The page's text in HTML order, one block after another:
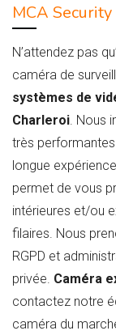
MCA
N’attendez pas
caméra de
systèmes de
Charleroi .
très
longue
permet de vous
intérieures et/ou
filaires. Nous
RGPD et
privée. Caméra
contactez notre
caméra du